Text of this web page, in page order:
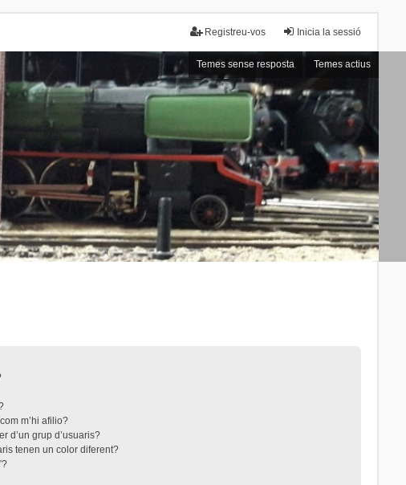
Inicia la sessió
Registreu-vos
Temes sense resposta Temes actius
m’hi afilio?
d’un grup d’usuaris?
tenen un color diferent?